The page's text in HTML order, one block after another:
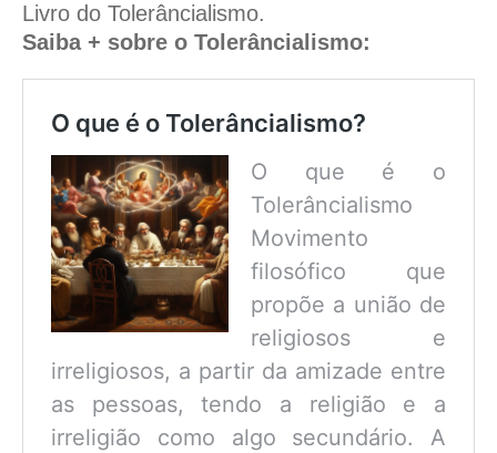
Livro do Tolerâncialismo.
Saiba + sobre o Tolerâncialismo:
O que é o Tolerâncialismo?
O que é o
Tolerâncialismo
Movimento
filosófico que
propõe a união de
religiosos e
irreligiosos, a partir da amizade entre
as pessoas, tendo a religião e a
irreligião como algo secundário. A